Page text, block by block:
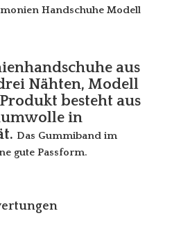
Handschuhe Modell
aus
Nähten, Modell
besteht aus
in
Das Gummiband im
gute Passform.